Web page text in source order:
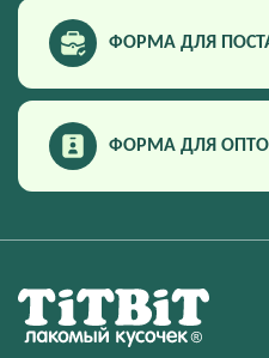
ФОРМА ДЛЯ
ФОРМА ДЛЯ